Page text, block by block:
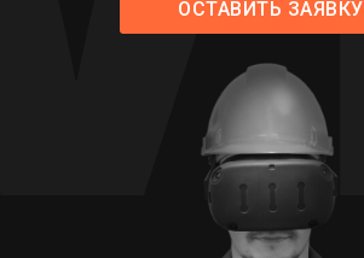
ОСТАВИТЬ ЗАЯВКУ